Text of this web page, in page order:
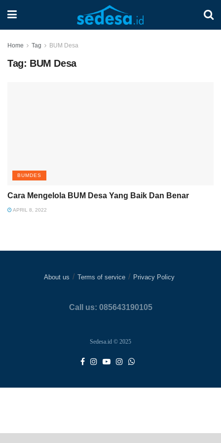
Home Tag BUM Desa
Tag: BUM Desa
BUMDES
Cara Mengelola BUM Desa Yang Baik Dan Benar
APRIL 8, 2022
About us Terms of service Privacy Policy
Call us: 085643190105
Sedesa.id © 2025